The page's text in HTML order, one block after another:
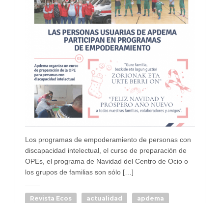
Los programas de empoderamiento de personas con
discapacidad intelectual, el curso de preparación de
OPEs, el programa de Navidad del Centro de Ocio o
los grupos de familias son sólo […]
Revista Ecos actualidad apdema